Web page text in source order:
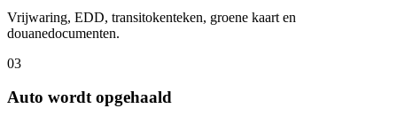
Vrijwaring, EDD, transitokenteken, groene kaart en
douanedocumenten.
03
Auto wordt opgehaald